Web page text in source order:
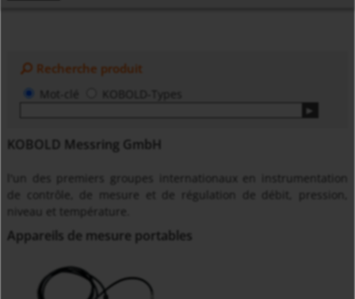
Recherche produit
Mot-clé KOBOLD-Types
KOBOLD Messring GmbH
l'un des premiers groupes internationaux en instrumentation
de contrôle, de mesure et de régulation de débit, pression,
niveau et température.
Appareils de mesure portables